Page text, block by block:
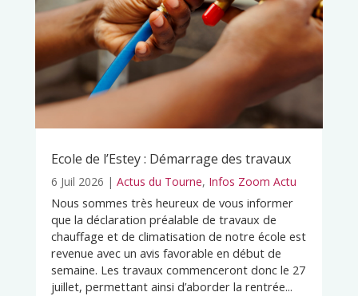
Ecole de l’Estey : Démarrage des travaux
6 Juil 2026 | Actus du Tourne, Infos Zoom Actu
Nous sommes très heureux de vous informer
que la déclaration préalable de travaux de
chauffage et de climatisation de notre école est
revenue avec un avis favorable en début de
semaine. Les travaux commenceront donc le 27
juillet, permettant ainsi d’aborder la rentrée...